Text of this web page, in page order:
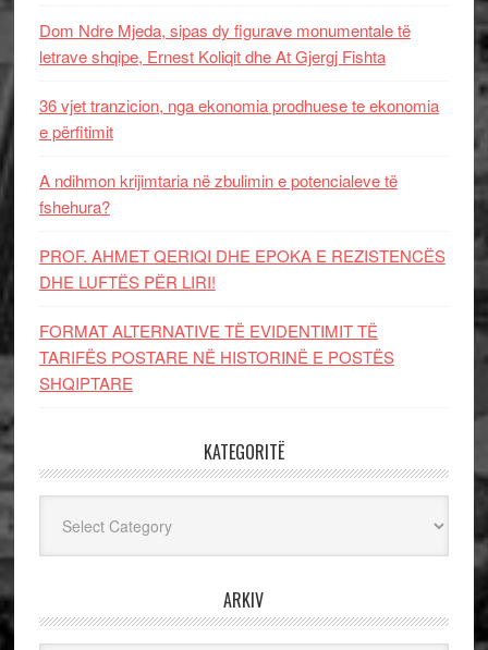
Dom Ndre Mjeda, sipas dy figurave monumentale të
letrave shqipe, Ernest Koliqit dhe At Gjergj Fishta
36 vjet tranzicion, nga ekonomia prodhuese te ekonomia
e përfitimit
A ndihmon krijimtaria në zbulimin e potencialeve të
fshehura?
PROF. AHMET QERIQI DHE EPOKA E REZISTENCЁS
DHE LUFTЁS PЁR LIRI!
FORMAT ALTERNATIVE TË EVIDENTIMIT TË
TARIFËS POSTARE NË HISTORINË E POSTËS
SHQIPTARE
KATEGORITË
ARKIV